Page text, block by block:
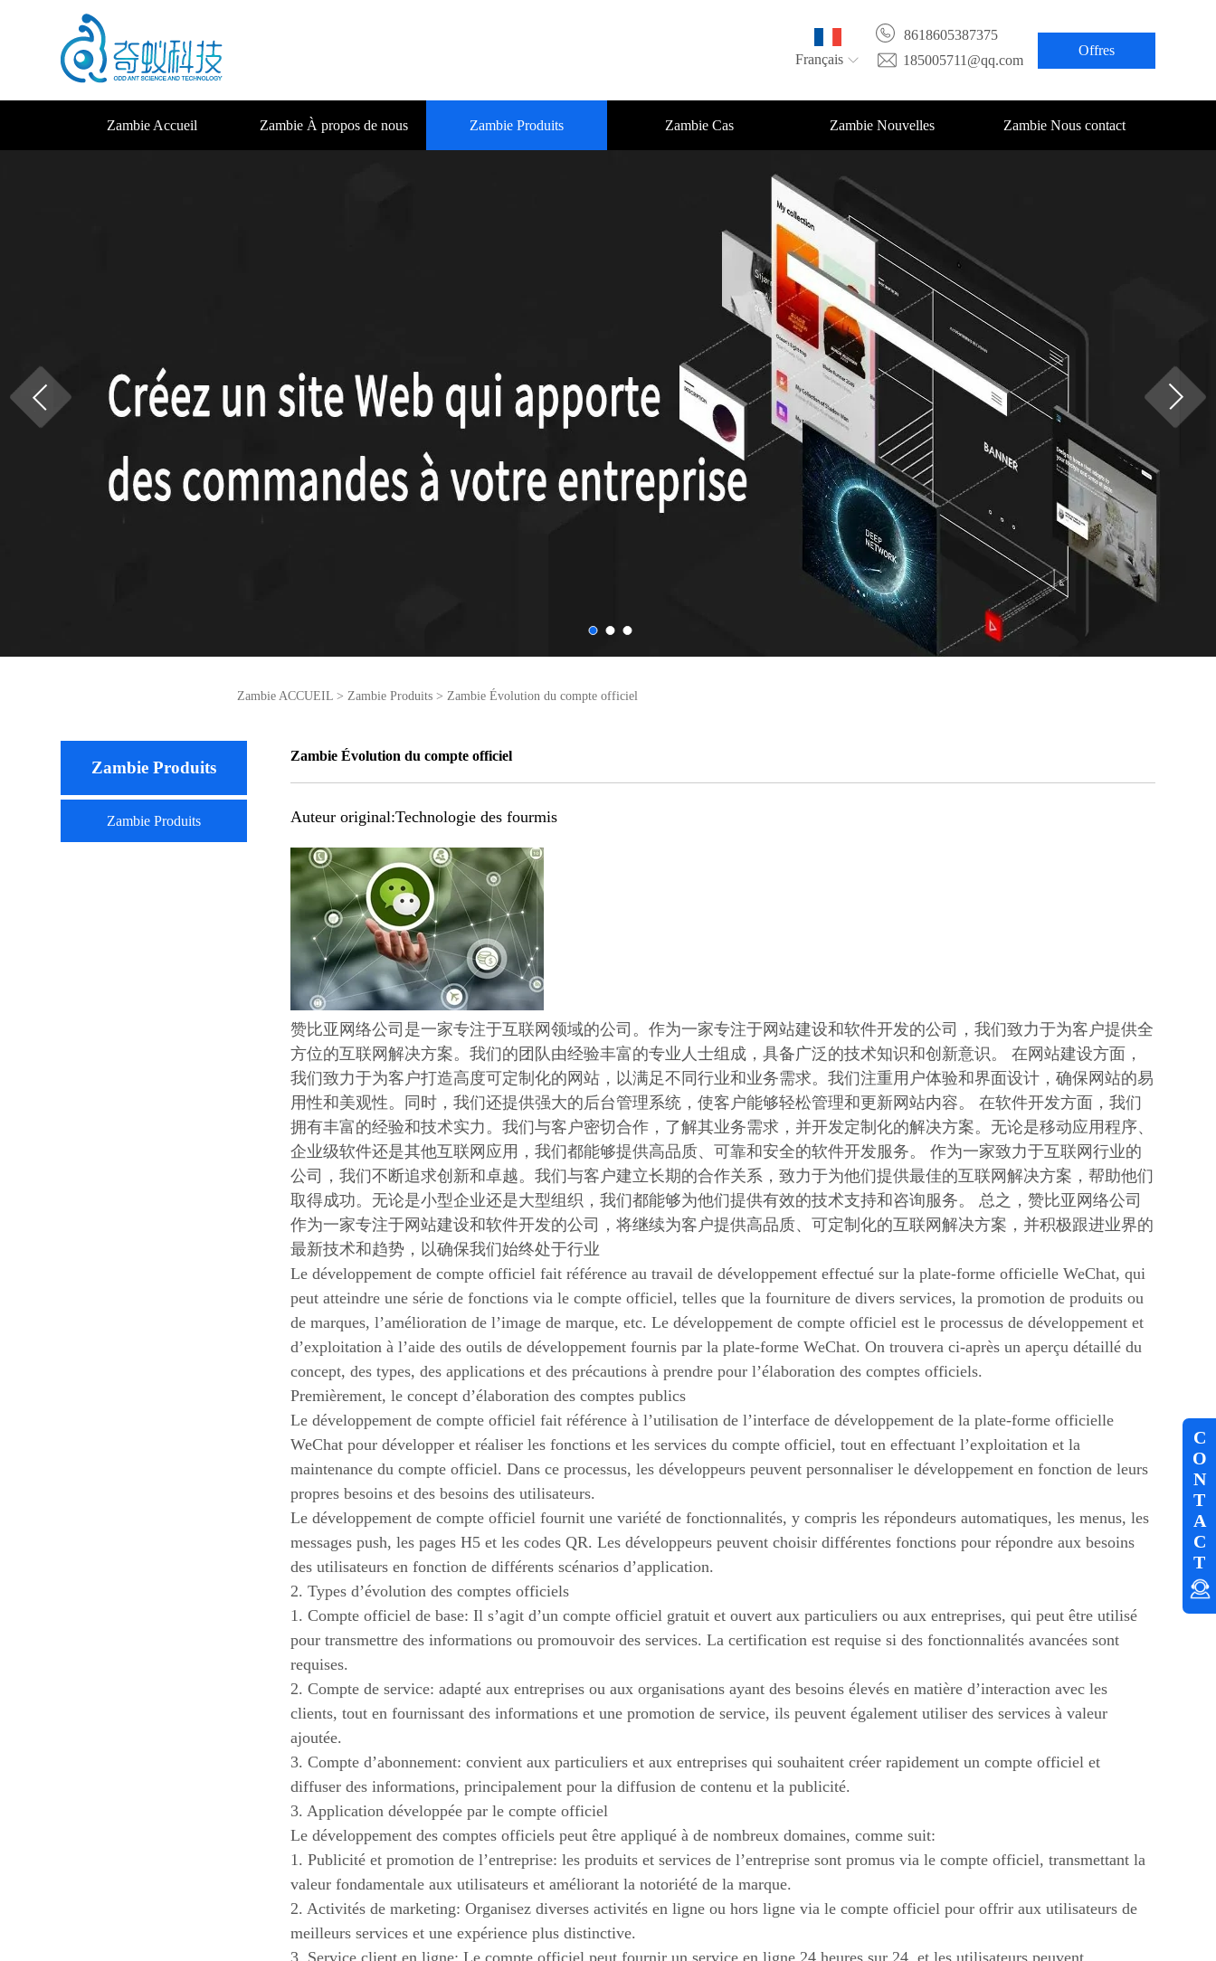
Français
8618605387375
185005711@qq.com
Offres
Zambie Accueil Zambie À propos de nous Zambie Produits Zambie Cas Zambie Nouvelles Zambie Nous contact
Zambie ACCUEIL> Zambie Produits> Zambie Évolution du compte officiel
Zambie Produits
Zambie Produits
Zambie Évolution du compte officiel
Auteur original:Technologie des fourmis
赞比亚网络公司是一家专注于互联网领域的公司。作为一家专注于网站建设和软件开发的公司，我们致力于为客户提供全
方位的互联网解决方案。我们的团队由经验丰富的专业人士组成，具备广泛的技术知识和创新意识。 在网站建设方面，
我们致力于为客户打造高度可定制化的网站，以满足不同行业和业务需求。我们注重用户体验和界面设计，确保网站的易
用性和美观性。同时，我们还提供强大的后台管理系统，使客户能够轻松管理和更新网站内容。 在软件开发方面，我们
拥有丰富的经验和技术实力。我们与客户密切合作，了解其业务需求，并开发定制化的解决方案。无论是移动应用程序、
企业级软件还是其他互联网应用，我们都能够提供高品质、可靠和安全的软件开发服务。 作为一家致力于互联网行业的
公司，我们不断追求创新和卓越。我们与客户建立长期的合作关系，致力于为他们提供最佳的互联网解决方案，帮助他们
取得成功。无论是小型企业还是大型组织，我们都能够为他们提供有效的技术支持和咨询服务。 总之，赞比亚网络公司
作为一家专注于网站建设和软件开发的公司，将继续为客户提供高品质、可定制化的互联网解决方案，并积极跟进业界的
最新技术和趋势，以确保我们始终处于行业
Le développement de compte officiel fait référence au travail de développement effectué sur la plate-forme officielle WeChat, qui
peut atteindre une série de fonctions via le compte officiel, telles que la fourniture de divers services, la promotion de produits ou
de marques, l’amélioration de l’image de marque, etc. Le développement de compte officiel est le processus de développement et
d’exploitation à l’aide des outils de développement fournis par la plate-forme WeChat. On trouvera ci-après un aperçu détaillé du
concept, des types, des applications et des précautions à prendre pour l’élaboration des comptes officiels.
Premièrement, le concept d’élaboration des comptes publics
Le développement de compte officiel fait référence à l’utilisation de l’interface de développement de la plate-forme officielle
WeChat pour développer et réaliser les fonctions et les services du compte officiel, tout en effectuant l’exploitation et la
maintenance du compte officiel. Dans ce processus, les développeurs peuvent personnaliser le développement en fonction de leurs
propres besoins et des besoins des utilisateurs.
Le développement de compte officiel fournit une variété de fonctionnalités, y compris les répondeurs automatiques, les menus, les
messages push, les pages H5 et les codes QR. Les développeurs peuvent choisir différentes fonctions pour répondre aux besoins
des utilisateurs en fonction de différents scénarios d’application.
2. Types d’évolution des comptes officiels
1. Compte officiel de base: Il s’agit d’un compte officiel gratuit et ouvert aux particuliers ou aux entreprises, qui peut être utilisé
pour transmettre des informations ou promouvoir des services. La certification est requise si des fonctionnalités avancées sont
requises.
2. Compte de service: adapté aux entreprises ou aux organisations ayant des besoins élevés en matière d’interaction avec les
clients, tout en fournissant des informations et une promotion de service, ils peuvent également utiliser des services à valeur
ajoutée.
3. Compte d’abonnement: convient aux particuliers et aux entreprises qui souhaitent créer rapidement un compte officiel et
diffuser des informations, principalement pour la diffusion de contenu et la publicité.
3. Application développée par le compte officiel
Le développement des comptes officiels peut être appliqué à de nombreux domaines, comme suit:
1. Publicité et promotion de l’entreprise: les produits et services de l’entreprise sont promus via le compte officiel, transmettant la
valeur fondamentale aux utilisateurs et améliorant la notoriété de la marque.
2. Activités de marketing: Organisez diverses activités en ligne ou hors ligne via le compte officiel pour offrir aux utilisateurs de
meilleurs services et une expérience plus distinctive.
3. Service client en ligne: Le compte officiel peut fournir un service en ligne 24 heures sur 24, et les utilisateurs peuvent
C
O
N
T
A
C
T